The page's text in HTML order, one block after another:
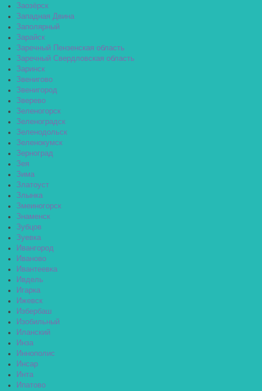
Заозёрск
Западная Двина
Заполярный
Зарайск
Заречный Пензенская область
Заречный Свердловская область
Заринск
Звенигово
Звенигород
Зверево
Зеленогорск
Зеленоградск
Зеленодольск
Зеленокумск
Зерноград
Зея
Зима
Златоуст
Злынка
Змеиногорск
Знаменск
Зубцов
Зуевка
Ивангород
Иваново
Ивантеевка
Ивдель
Игарка
Ижевск
Избербаш
Изобильный
Иланский
Инза
Иннополис
Инсар
Инта
Ипатово